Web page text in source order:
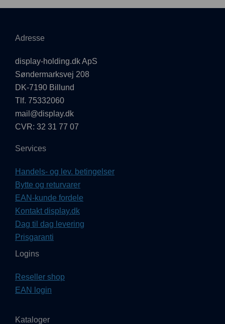
Adresse
display-holding.dk ApS
Søndermarksvej 208
DK-7190 Billund
Tlf. 75332060
mail@display.dk
CVR: 32 31 77 07
Services
Handels- og lev. betingelser
Bytte og returvarer
EAN-kunde fordele
Kontakt display.dk
Dag til dag levering
Prisgaranti
Logins
Reseller shop
EAN login
Kataloger